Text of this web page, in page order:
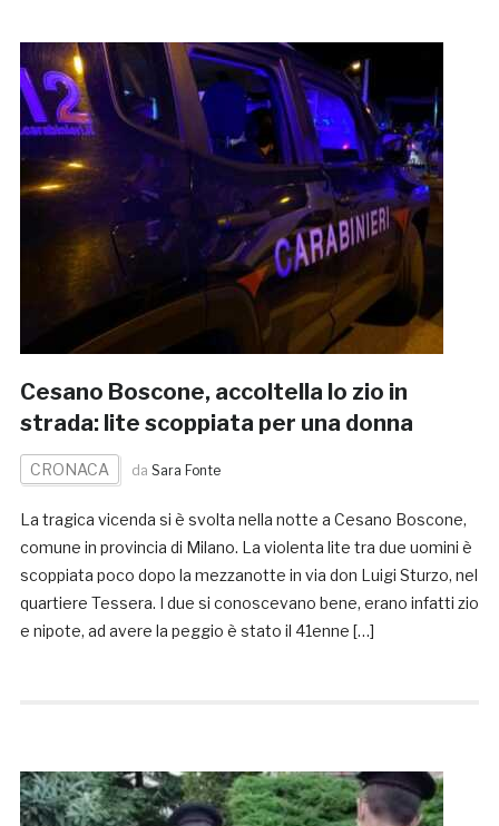
Cesano Boscone, accoltella lo zio in
strada: lite scoppiata per una donna
CRONACA da Sara Fonte
La tragica vicenda si è svolta nella notte a Cesano Boscone,
comune in provincia di Milano. La violenta lite tra due uomini è
scoppiata poco dopo la mezzanotte in via don Luigi Sturzo, nel
quartiere Tessera. I due si conoscevano bene, erano infatti zio
e nipote, ad avere la peggio è stato il 41enne […]